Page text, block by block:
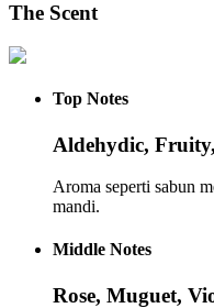
The Scent
Top Notes
Aldehydic,
Aroma seperti sabun
mandi.
Middle Notes
Rose, Muguet,